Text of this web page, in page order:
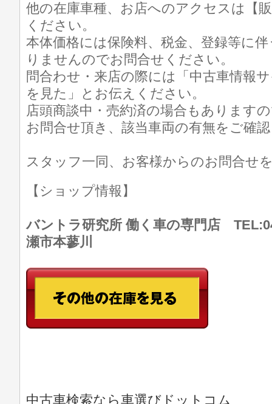
他の在庫車種、お店へのアクセスは【
ください。
本体価格には保険料、税金、登録等に
りませんのでお問合せください。
問合わせ・来店の際には「中古車情報
を見た」とお伝えください。
店頭商談中・売約済の場合もあります
お問合せ頂き、該当車両の有無をご確
スタッフ一同、お客様からのお問合せ
【ショップ情報】
バントラ研究所 働く車の専門店
瀬市本蓼川
中古車検索なら車選びドットコム